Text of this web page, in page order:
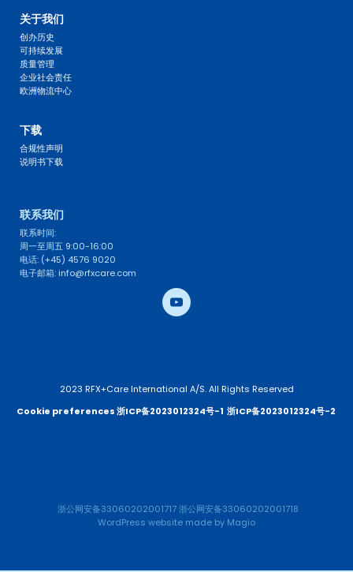
关于我们
创办历史
可持续发展
质量管理
企业社会责任
欧洲物流中心
下载
合规性声明
说明书下载
联系我们
联系时间:
周一至周五 9:00-16:00
电话: (+45) 4576 9020
电子邮箱: info@rfxcare.com
2023 RFX+Care International A/S. All Rights Reserved
Cookie preferences 浙ICP备2023012324号-1 浙ICP备2023012324号-2
浙公网安备33060202001717 浙公网安备33060202001718
WordPress website made by Magio